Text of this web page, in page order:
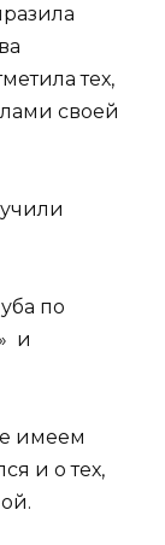
тех,
своей
по
и
имеем
и о тех,